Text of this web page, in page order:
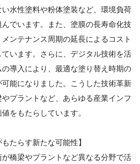
水性塗料や粉体塗装など、環境負荷
でいます。また、塗膜の長寿命化技
ンテナンス周期の延長によるコスト
います。さらに、デジタル技術を活
導入により、最適な塗り替え時期の
能になりました。こうした技術革新
プラントなど、あらゆる産業インフ
をもたらしています。
たらす新たな可能性】
橋梁やプラントなど異なる分野で活